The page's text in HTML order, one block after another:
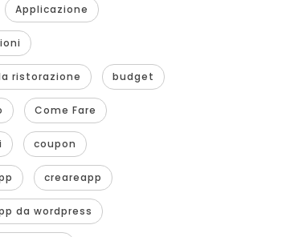
Applicazione
ristorazione budget
Come Fare
coupon
creareapp
da wordpress